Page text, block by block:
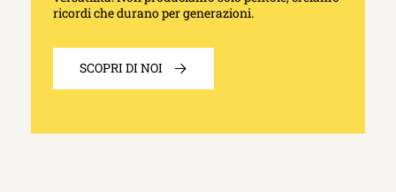
ricordi che durano per generazioni.
SCOPRI DI NOI